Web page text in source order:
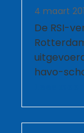
4 maart
De RSI-
havo-